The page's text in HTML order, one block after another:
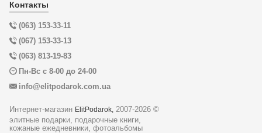
Контакты
(063) 153-33-11
(067) 153-33-13
(063) 813-19-83
Пн-Вс с 8-00 до 24-00
info@elitpodarok.com.ua
Интернет-магазин ElitPodarok,
2007-2026 ©
элитные подарки, подарочные книги,
кожаные ежедневники, фотоальбомы